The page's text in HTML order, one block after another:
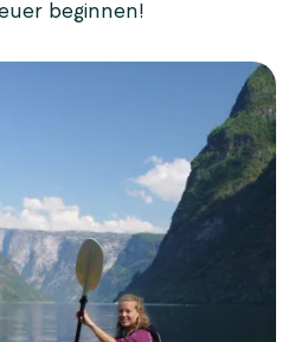
beginnen!